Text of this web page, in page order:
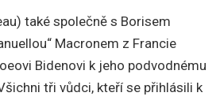
také společně s Borisem
Macronem z Francie
Bidenovi k jeho podvodnému
tři vůdci, kteří se přihlásili k